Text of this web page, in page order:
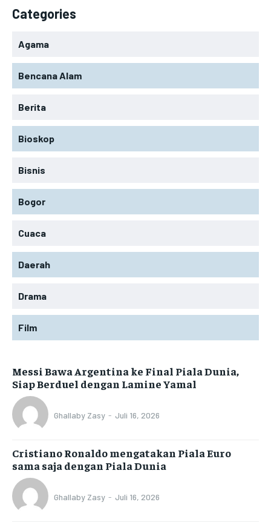
Categories
Agama
Bencana Alam
Berita
Bioskop
Bisnis
Bogor
Cuaca
Daerah
Drama
Film
Messi Bawa Argentina ke Final Piala Dunia,
Siap Berduel dengan Lamine Yamal
Ghallaby Zasy - Juli 16, 2026
Cristiano Ronaldo mengatakan Piala Euro
sama saja dengan Piala Dunia
Ghallaby Zasy - Juli 16, 2026